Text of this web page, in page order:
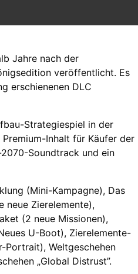
Jahre nach der
veröffentlicht. Es
erschienenen DLC
Strategiespiel in der
Inhalt für Käufer der
Soundtrack und ein
(Mini-Kampagne), Das
neue Zierelemente),
(2 neue Missionen),
U-Boot), Zierelemente-
Portrait), Weltgeschehen
„Global Distrust”.